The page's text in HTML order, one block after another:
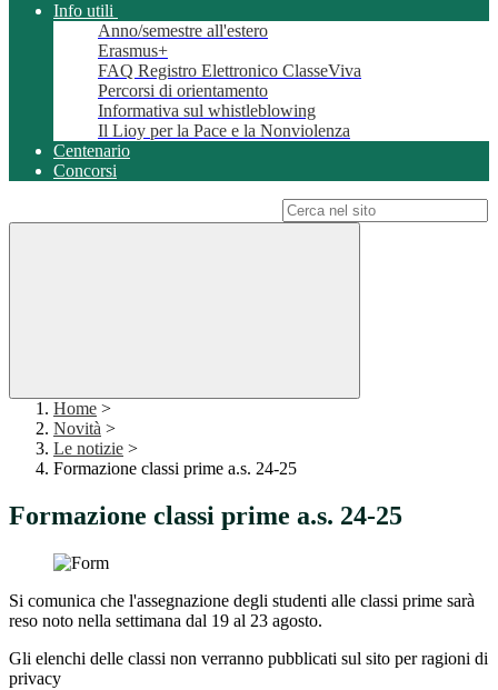
Info utili
Anno/semestre all'estero
Erasmus+
FAQ Registro Elettronico ClasseViva
Percorsi di orientamento
Informativa sul whistleblowing
Il Lioy per la Pace e la Nonviolenza
Centenario
Concorsi
Home >
Novità >
Le notizie >
Formazione classi prime a.s. 24-25
Formazione classi prime a.s. 24-25
Si comunica che l'assegnazione degli studenti alle classi prime sarà
reso noto nella settimana dal 19 al 23 agosto.
Gli elenchi delle classi non verranno pubblicati sul sito per ragioni di
privacy